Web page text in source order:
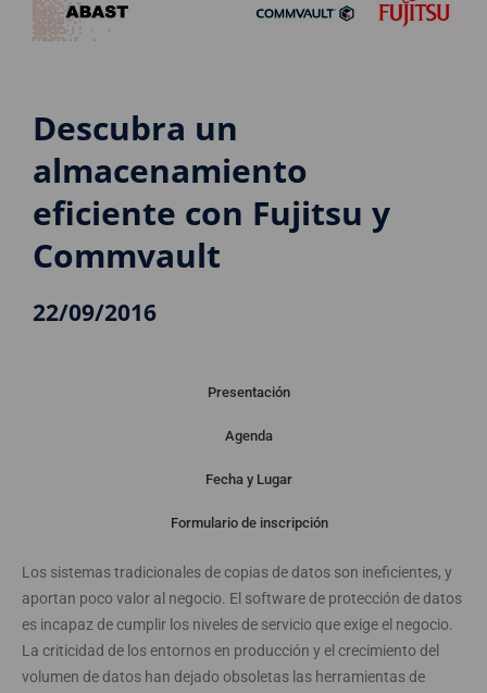
Descubra un
almacenamiento
eficiente con Fujitsu y
Commvault
22/09/2016
Presentación
Agenda
Fecha y Lugar
Formulario de inscripción
Active sus datos. Aproveche sus copias para su negocio
Los sistemas tradicionales de copias de datos son ineficientes, y
aportan poco valor al negocio. El software de protección de datos
es incapaz de cumplir los niveles de servicio que exige el negocio.
La criticidad de los entornos en producción y el crecimiento del
volumen de datos han dejado obsoletas las herramientas de